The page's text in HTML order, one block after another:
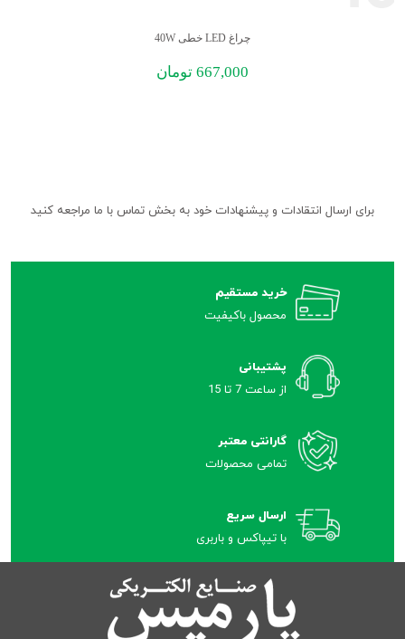
چراغ LED خطی 40W
667,000 تومان
برای ارسال انتقادات و پیشنهادات خود به بخش تماس با ما مراجعه کنید
خرید مستقیم
محصول باکیفیت
پشتیبانی
از ساعت 7 تا 15
گارانتی معتبر
تمامی محصولات
ارسال سریع
با تیپاکس و باربری